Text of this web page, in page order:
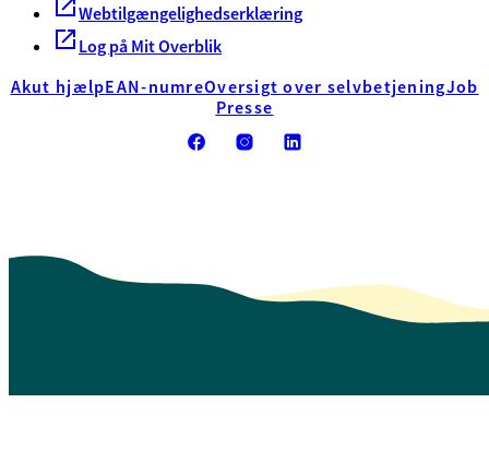
Webtilgængelighedserklæring
Log på Mit Overblik
Akut hjælpEAN-numreOversigt over selvbetjeningJob
Presse